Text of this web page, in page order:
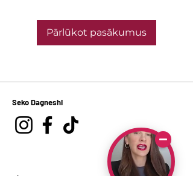
Pārlūkot pasākumus
Seko Dagneshi